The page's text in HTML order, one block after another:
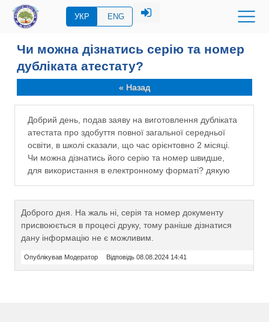
УКР ENG
Чи можна дізнатись серію та номер
дубліката атестату?
« Назад
Добрий день, подав заяву на виготовлення дубліката
атестата про здобуття повної загальної середньої
освіти, в школі сказали, що час орієнтовно 2 місяці.
Чи можна дізнатись його серію та номер швидше,
для використання в електронному форматі? дякую
Доброго дня. На жаль ні, серія та номер документу
присвоюється в процесі друку, тому раніше дізнатися
дану інформацію не є можливим.
Опублікував Модератор Відповідь 08.08.2024 14:41